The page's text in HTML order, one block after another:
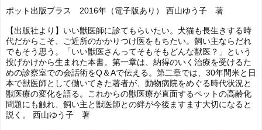
ポット出版プラス 2016年（電子版あり） 西山ゆう子 著
【出版社より】いい獣医師に診てもらいたい。犬猫も長生きする時
代だからこそ、ご近所のかかりつけ医をもちたい。飼い主ならだれ
でもそう思う。「いい獣医さんってそもそもどんな獣医？」という
投げかけから生まれた本書。第一章は、納得のいく治療を受けるた
めの診察室での会話術をQ＆Aで伝える。第二章では、30年間米と日
本で獣医師として働いてきた著者が、動物病院をめぐる時代状況と
獣医療の変化を語る。これからの獣医療が直面するペットの高齢化
問題にも触れ、飼い主と獣医師との絆が今後ますます大切になると
説く。 西山ゆう子 著